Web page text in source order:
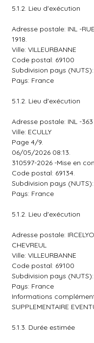
5.1.2. Lieu d'exécution
Adresse postale: INL -
1918.
Ville: VILLEURBANNE
Code postal: 69100
Subdivision pays
Pays: France
5.1.2. Lieu d'exécution
Adresse postale: INL -363
Ville: ECULLY
Page 4/9.
06/05/2026 08:13.
310597-2026 -Mise en
Code postal: 69134.
Subdivision pays
Pays: France
5.1.2. Lieu d'exécution
Adresse postale:
CHEVREUL
Ville: VILLEURBANNE
Code postal: 69100
Subdivision pays
Pays: France
Informations
SUPPLEMENTAIRE
5.1.3. Durée estimée